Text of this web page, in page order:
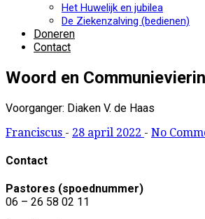
Het Huwelijk en jubilea
De Ziekenzalving (bedienen)
Doneren
Contact
Woord en
Voorganger: Diaken V. de Haas
Franciscus - 28 april 2022 - No
Contact
Pastores (spoednummer)
06 – 26 58 02 11